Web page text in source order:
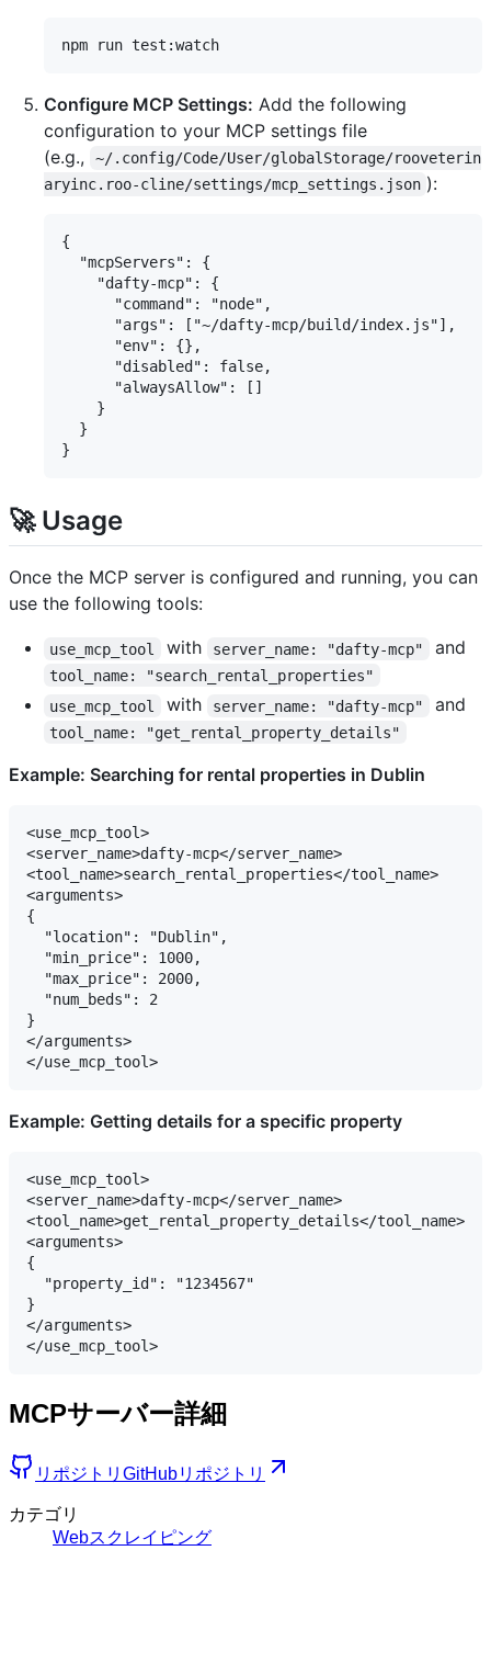
Configure MCP Settings: Add the following
configuration to your MCP settings file
(e.g.,
~/.config/Code/User/globalStorage/rooveterin
aryinc.roo-cline/settings/mcp_settings.json ):
{
  "mcpServers": {
    "dafty-mcp": {
      "command": "node",
      "args": ["~/dafty-mcp/build/index.js"],
      "env": {},
      "disabled": false,
      "alwaysAllow": []
    }
  }
🚀 Usage
Once the MCP server is configured and running, you can
use the following tools:
use_mcp_tool with server_name: "dafty-mcp" and
tool_name: "search_rental_properties"
use_mcp_tool
with server_name: "dafty-mcp" and
tool_name: "get_rental_property_details"
Example: Searching for rental properties in Dublin
<use_mcp_tool>
<server_name>dafty-mcp</server_name>
<tool_name>search_rental_properties</tool_name>
<arguments>
{
  "location": "Dublin",
  "min_price": 1000,
  "max_price": 2000,
  "num_beds": 2
}
</arguments>
Example: Getting details for a specific property
<use_mcp_tool>
<server_name>dafty-mcp</server_name>
<tool_name>get_rental_property_details</tool_name>
<arguments>
{
  "property_id": "1234567"
}
</arguments>
MCPサーバー詳細
リポジトリ GitHubリポジトリ
カテゴリ
Webスクレイピング